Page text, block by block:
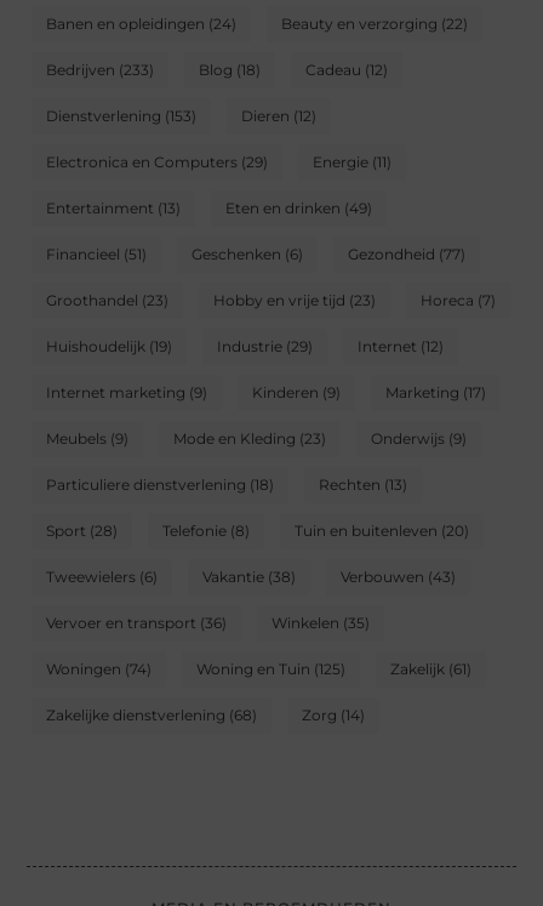
Banen en opleidingen (24) Beauty en verzorging (22)
Bedrijven (233) Blog (18) Cadeau (12)
Dienstverlening (153) Dieren (12)
Electronica en Computers (29) Energie (11)
Entertainment (13) Eten en drinken (49)
Financieel (51) Geschenken (6) Gezondheid (77)
Groothandel (23) Hobby en vrije tijd (23) Horeca (7)
Huishoudelijk (19) Industrie (29) Internet (12)
Internet marketing (9) Kinderen (9) Marketing (17)
Meubels (9) Mode en Kleding (23) Onderwijs (9)
Particuliere dienstverlening (18) Rechten (13)
Sport (28) Telefonie (8) Tuin en buitenleven (20)
Tweewielers (6) Vakantie (38) Verbouwen (43)
Vervoer en transport (36) Winkelen (35)
Woningen (74) Woning en Tuin (125) Zakelijk (61)
Zakelijke dienstverlening (68) Zorg (14)